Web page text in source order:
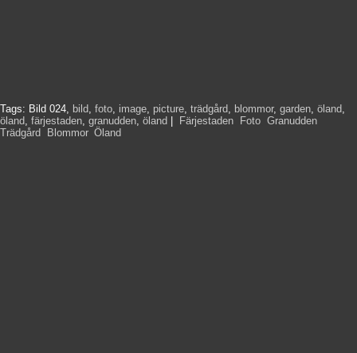
Tags: Bild 024, bild, foto, image, picture, trädgård, blommor, garden, öland,
öland, färjestaden, granudden, öland Färjestaden Foto Granudden
Trädgård
Blommor, Öland